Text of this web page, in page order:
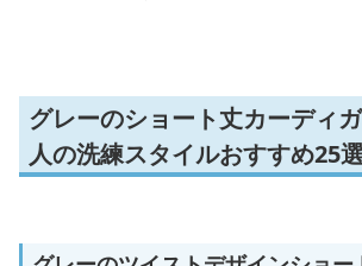
グレーのショート丈カーディ
人の洗練スタイルおすすめ25